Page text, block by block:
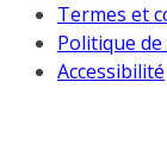
Termes et
Politique
Accessibilité